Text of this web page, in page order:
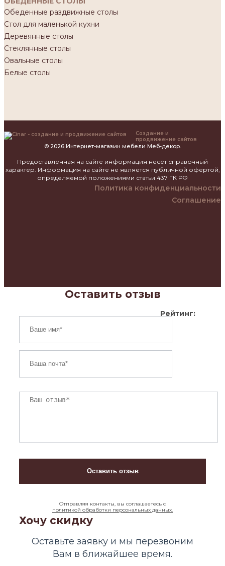
Обеденные раздвижные столы
Стол для маленькой кухни
Деревянные столы
Стеклянные столы
Овальные столы
Белые столы
Создание и
продвижение сайтов
© 2026 Интернет-магазин мебели Меб-декор.
Предоставленная на сайте информация несёт справочный
характер. Информация на сайте не является публичной офертой,
определяемой положениями статьи 437 ГК РФ
Политика конфиденциальности
Соглашение
Оставить отзыв
Рейтинг:
Отправляя контакты, вы соглашаетесь с
политикой обработки персональных данных.
Хочу скидку
Оставьте заявку и мы перезвоним
Вам в ближайшее время.